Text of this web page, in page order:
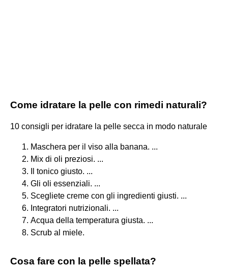
Come idratare la pelle con rimedi naturali?
10 consigli per idratare la pelle secca in modo naturale
Maschera per il viso alla banana. ...
Mix di oli preziosi. ...
Il tonico giusto. ...
Gli oli essenziali. ...
Scegliete creme con gli ingredienti giusti. ...
Integratori nutrizionali. ...
Acqua della temperatura giusta. ...
Scrub al miele.
Cosa fare con la pelle spellata?